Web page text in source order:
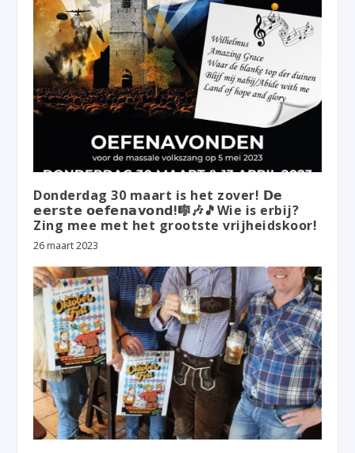
Donderdag 30 maart is het zover! 𝗗𝗲
𝗲𝗲𝗿𝘀𝘁𝗲 𝗼𝗲𝗳𝗲𝗻𝗮𝘃𝗼𝗻𝗱!🎼🎶🎵Wie is erbij?
Zing mee met het grootste vrijheidskoor!
26 maart 2023